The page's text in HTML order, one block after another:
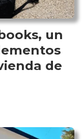
un
de